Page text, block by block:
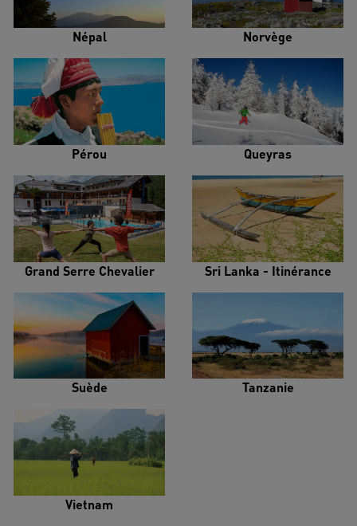
Népal Norvège
Pérou Queyras
Grand Serre Chevalier Sri Lanka - Itinérance
Suède Tanzanie
Vietnam